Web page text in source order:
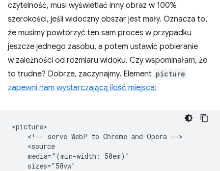
czytelność, musi wyświetlać inny obraz w 100%
szerokości, jeśli widoczny obszar jest mały. Oznacza to,
że musimy powtórzyć ten sam proces w przypadku
jeszcze jednego zasobu, a potem ustawić pobieranie
w zależności od rozmiaru widoku. Czy wspominałam, że
to trudne? Dobrze, zaczynajmy. Element picture
zapewni nam wystarczającą ilość miejsca:
<picture>
    <!-- serve WebP to Chrome and Opera -->
    <source
    media="(min-width: 50em)"
    sizes="50vw"